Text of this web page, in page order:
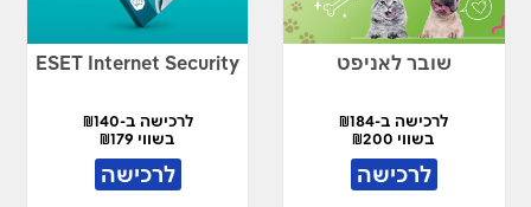
שובר לאניפט
לרכישה ב-₪184
בשווי ₪200
לרכישה
ESET Internet Security
לרכישה ב-₪140
בשווי ₪179
לרכישה